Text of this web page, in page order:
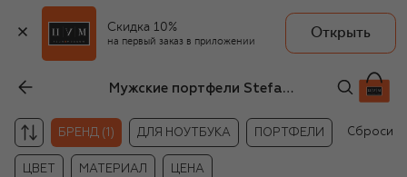
Скидка 10%
на первый заказ в приложении
Открыть
Мужские портфели Stefano Ricci
БРЕНД (1) ДЛЯ НОУТБУКА ПОРТФЕЛИ Сбросить
ЦВЕТ МАТЕРИАЛ ЦЕНА